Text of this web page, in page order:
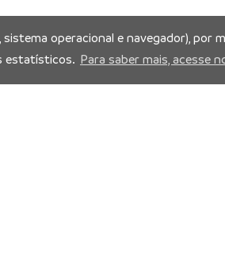
operacional e navegador), por
estatísticos. Para saber mais, acesse